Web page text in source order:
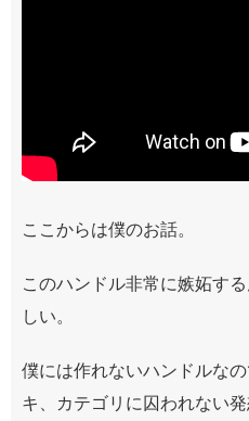
ここからは僕のお話。
このハンドル非常に嫉妬す
しい。
僕には作れないハンドルな
キ、カテゴリに囚われない